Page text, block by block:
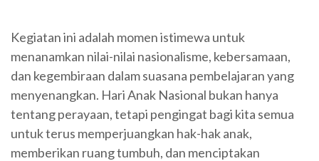
Kegiatan ini adalah momen istimewa untuk
menanamkan nilai-nilai nasionalisme, kebersamaan,
dan kegembiraan dalam suasana pembelajaran yang
menyenangkan. Hari Anak Nasional bukan hanya
tentang perayaan, tetapi pengingat bagi kita semua
untuk terus memperjuangkan hak-hak anak,
memberikan ruang tumbuh, dan menciptakan